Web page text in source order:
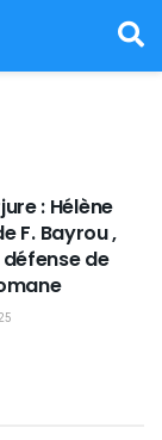
: Hélène
F. Bayrou ,
de